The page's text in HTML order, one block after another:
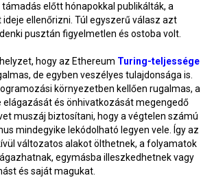
előtt hónapokkal publikálták, a
ideje ellenőrizni. Túl egyszerű válasz azt
pusztán figyelmetlen és ostoba volt.
hogy az Ethereum Turing-teljessége
de egyben veszélyes tulajdonsága is.
környezetben kellően rugalmas, a
és önhivatkozását megengedő
muszáj biztosítani, hogy a végtelen számú
mindegyike lekódolható legyen vele. Így az
változatos alakot ölthetnek, a folyamatok
egymásba illeszkedhetnek vagy
és saját magukat.